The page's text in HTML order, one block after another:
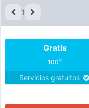
1
Gratis
100%
Servicios gratuitos